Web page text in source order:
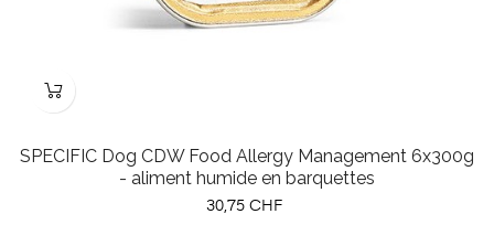
SPECIFIC Dog CDW Food Allergy Management 6x300g
- aliment humide en barquettes
Prix
30,75 CHF